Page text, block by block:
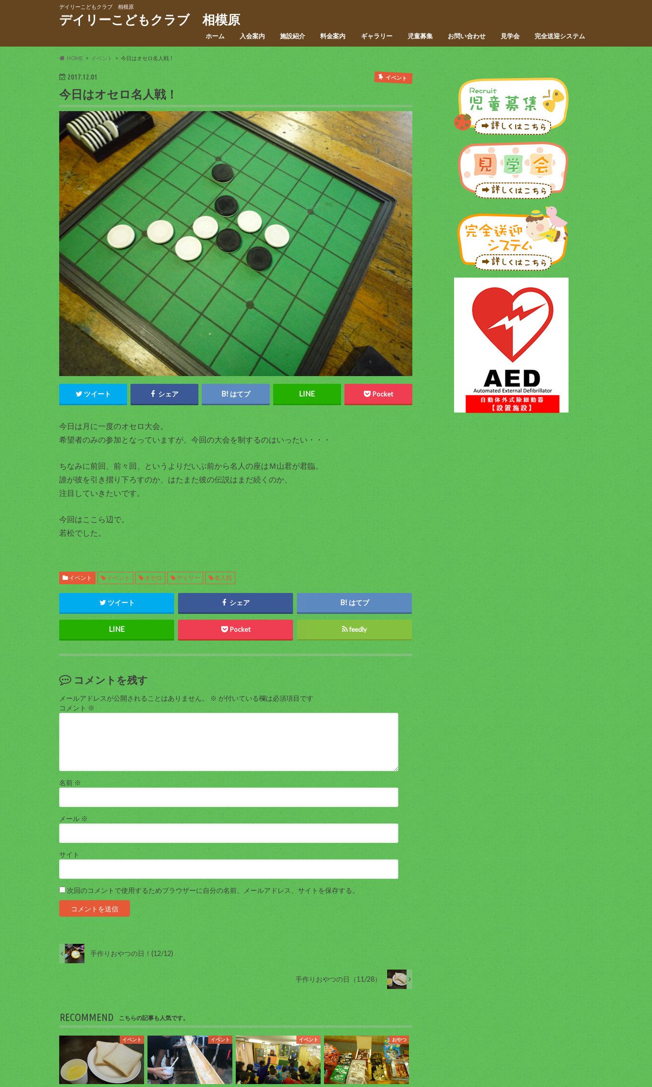
デイリーこどもクラブ 相模原
デイリーこどもクラブ 相模原
ホーム 入会案内 施設紹介 料金案内 ギャラリー 児童募集 お問い合わせ 見学会 完全送迎システム
HOME イベント 今日はオセロ名人戦！
2017.12.01 イベント
今日はオセロ名人戦！
ツイート シェア はてブ Pocket
今日は月に一度のオセロ大会。
希望者のみの参加となっていますが、今回の大会を制するのはいったい・・・
ちなみに前回、前々回、というよりだいぶ前から名人の座はＭ山君が君臨。
誰が彼を引き摺り下ろすのか、はたまた彼の伝説はまだ続くのか、
注目していきたいです。
今回はここら辺で。
若松でした。
イベント イベント オセロ デイリー 名人戦
ツイート シェア はてブ
Pocket feedly
コメントを残す
メールアドレスが公開されることはありません。 ※ が付いている欄は必須項目です
コメント ※
名前 ※
メール ※
サイト
次回のコメントで使用するためブラウザーに自分の名前、メールアドレス、サイトを保存する。
手作りおやつの日！(12/12)
手作りおやつの日（11/28）
RECOMMEND こちらの記事も人気です。
イベント イベント イベント おやつ